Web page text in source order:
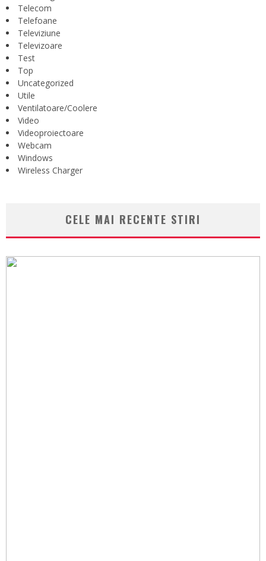
Telecom
Telefoane
Televiziune
Televizoare
Test
Top
Uncategorized
Utile
Ventilatoare/Coolere
Video
Videoproiectoare
Webcam
Windows
Wireless Charger
CELE MAI RECENTE STIRI